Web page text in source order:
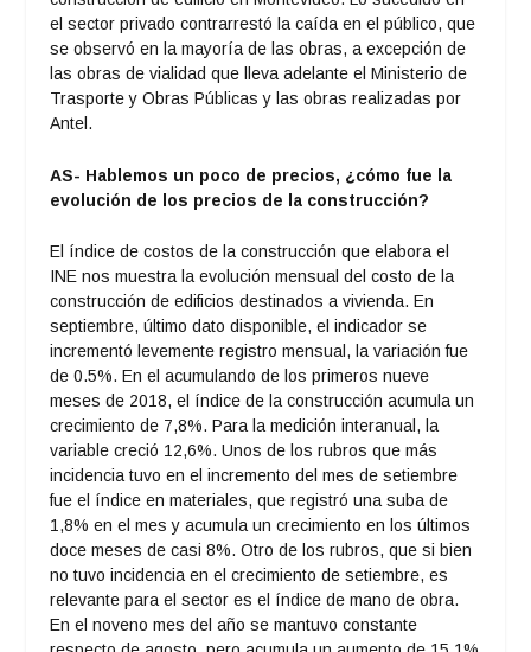
el sector privado contrarrestó la caída en el público, que
se observó en la mayoría de las obras, a excepción de
las obras de vialidad que lleva adelante el Ministerio de
Trasporte y Obras Públicas y las obras realizadas por
Antel.
AS- Hablemos un poco de precios, ¿cómo fue la
evolución de los precios de la construcción?
El índice de costos de la construcción que elabora el
INE nos muestra la evolución mensual del costo de la
construcción de edificios destinados a vivienda. En
septiembre, último dato disponible, el indicador se
incrementó levemente registro mensual, la variación fue
de 0.5%. En el acumulando de los primeros nueve
meses de 2018, el índice de la construcción acumula un
crecimiento de 7,8%. Para la medición interanual, la
variable creció 12,6%. Unos de los rubros que más
incidencia tuvo en el incremento del mes de setiembre
fue el índice en materiales, que registró una suba de
1,8% en el mes y acumula un crecimiento en los últimos
doce meses de casi 8%. Otro de los rubros, que si bien
no tuvo incidencia en el crecimiento de setiembre, es
relevante para el sector es el índice de mano de obra.
En el noveno mes del año se mantuvo constante